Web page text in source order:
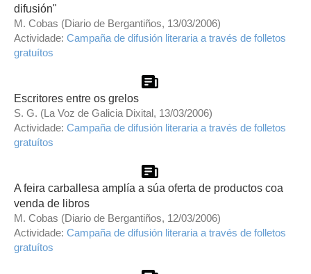
difusión"
M. Cobas (Diario de Bergantiños, 13/03/2006)
Actividade: Campaña de difusión literaria a través de folletos
gratuítos
Escritores entre os grelos
S. G. (La Voz de Galicia Dixital, 13/03/2006)
Actividade: Campaña de difusión literaria a través de folletos
gratuítos
A feira carballesa amplía a súa oferta de productos coa
venda de libros
M. Cobas (Diario de Bergantiños, 12/03/2006)
Actividade: Campaña de difusión literaria a través de folletos
gratuítos